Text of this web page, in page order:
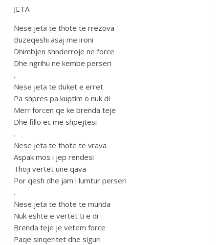
JETA
Nese jeta te thote te rrezova
Buzeqeshi asaj me ironi
Dhimbjen shnderroje ne force
Dhe ngrihu ne kembe perseri
.
Nese jeta te duket e erret
Pa shpres pa kuptim o nuk di
Merr forcen qe ke brenda teje
Dhe fillo ec me shpejtesi
.
Nese jeta te thote te vrava
Aspak mos i jep rendesi
Thoji vertet une qava
Por qesh dhe jam i lumtur perseri
.
Nese jeta te thote te munda
Nuk eshte e vertet ti e di
Brenda teje je vetem force
Paqe sinqeritet dhe siguri